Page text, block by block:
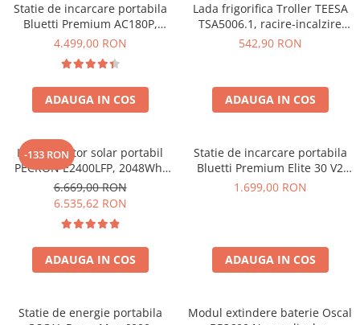
Accesorii Statii de Alimentare
Kituri Generatoare Solare
Cauta dupa capacitate
Intre 1000-2000W
Peste 3000W
Cauta dupa marca
EcoFlow
Pecron
Oscal
Panouri Solare Pliabile
Statie de incarcare portabila
Bluetti Premium AC180P,
Ecran LCD, 1800W, 1440Wh,
4.499,00 RON
ADAUGA IN COS
Lada frigorifica Troller TEESA
TSA5006.1, racire-incalzire
35L, alimentare bricheta auto
542,90 RON
ADAUGA IN COS
-133 RON
Kit generator solar portabil
PECRON E2400LFP, 2048Wh,
2400W, 230V, Incarcare super
rapida, LiFePO4, Controler
MPPT dublu, Protectie BMS +
Panou solar 200W
6.669,00 RON
6.535,62 RON
ADAUGA IN COS
Statie de incarcare portabila
Bluetti Premium Elite 30 V2
600W 320Wh
1.699,00 RON
ADAUGA IN COS
Statie de energie portabila
Modul extindere baterie Oscal